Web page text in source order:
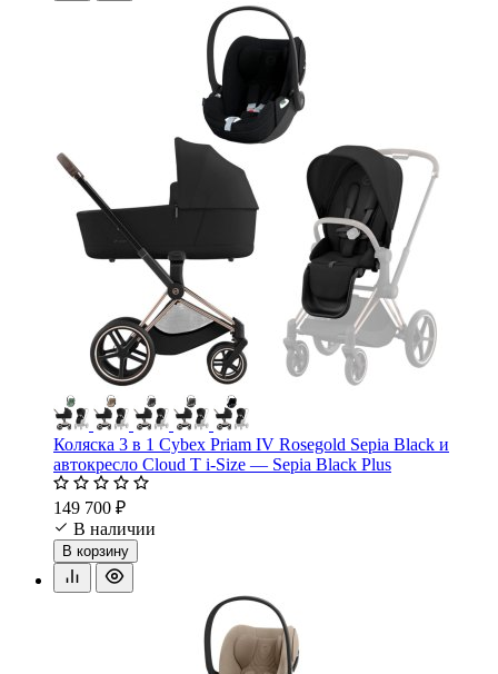
Коляска 3 в 1 Cybex Priam IV Rosegold Sepia Black и
автокресло Cloud T i-Size — Sepia Black Plus
149 700 ₽
В наличии
В корзину